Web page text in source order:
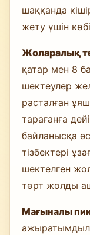
шаққанда
жету үшін
Жоларалық
қатар мен 8
шектеулер
расталған
тарағанға
байланысқа
тізбектері
шектелген
төрт жолды
Мағыналы